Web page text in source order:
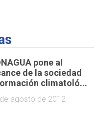
pone al
de la sociedad
climatoló...
agosto de 2012